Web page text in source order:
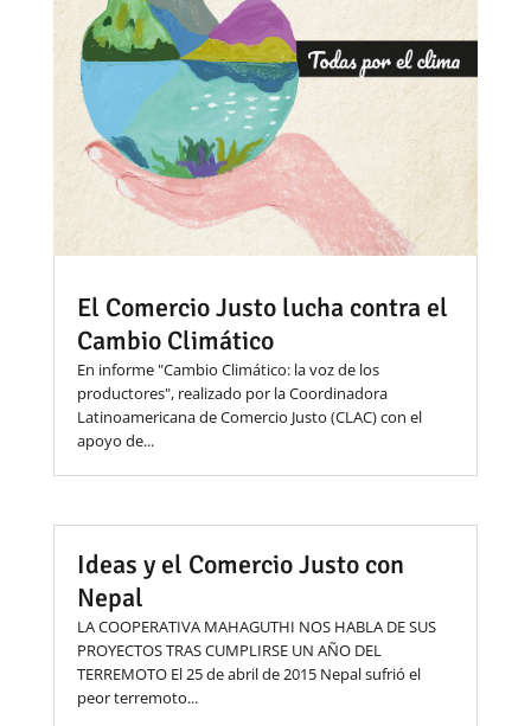
El Comercio Justo lucha contra el
Cambio Climático
En informe "Cambio Climático: la voz de los
productores", realizado por la Coordinadora
Latinoamericana de Comercio Justo (CLAC) con el
apoyo de...
Ideas y el Comercio Justo con
Nepal
LA COOPERATIVA MAHAGUTHI NOS HABLA DE SUS
PROYECTOS TRAS CUMPLIRSE UN AÑO DEL
TERREMOTO El 25 de abril de 2015 Nepal sufrió el
peor terremoto...